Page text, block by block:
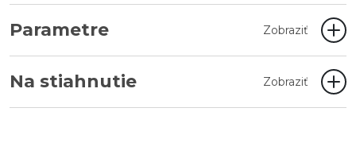
Parametre Zobraziť
Na stiahnutie Zobraziť